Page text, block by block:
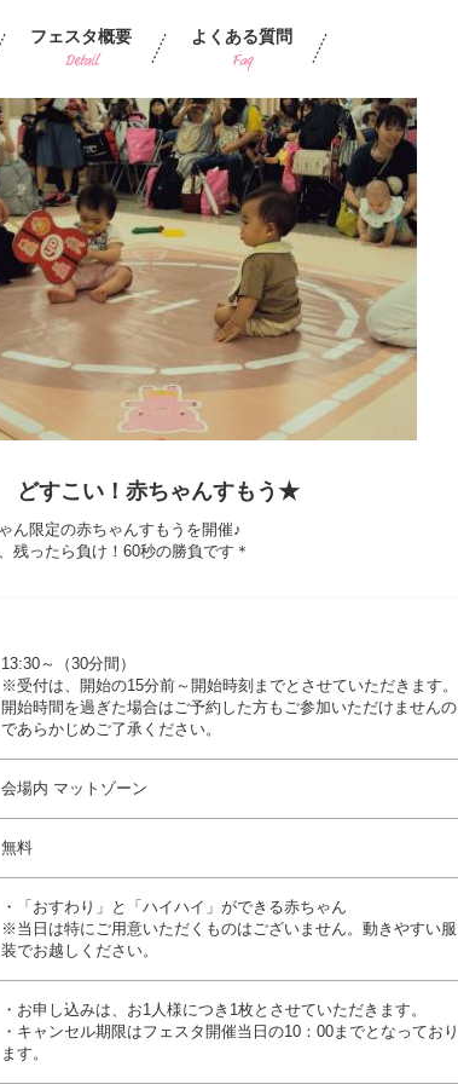
フェスタ概要
Detail
よくある質問
Faq
どすこい！赤ちゃんすもう★
ん限定の赤ちゃんすもうを開催♪
残ったら負け！60秒の勝負です＊
13:30～（30分間）
※受付は、開始の15分前～開始時刻までとさせていただきます。
開始時間を過ぎた場合はご予約した方もご参加いただけませんの
であらかじめご了承ください。
会場内 マットゾーン
無料
・「おすわり」と「ハイハイ」ができる赤ちゃん
※当日は特にご用意いただくものはございません。動きやすい服
装でお越しください。
・お申し込みは、お1人様につき1枚とさせていただきます。
・キャンセル期限はフェスタ開催当日の10：00までとなっており
ます。